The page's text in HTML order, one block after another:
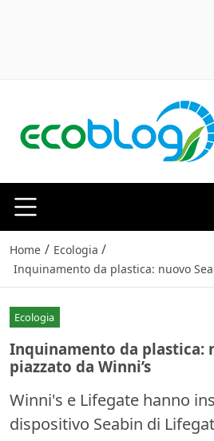
Home / Ecologia /
Inquinamento da plastica: nuovo
Ecologia
Inquinamento da plastica:
piazzato da Winni’s
Winni's e Lifegate hanno
dispositivo Seabin di